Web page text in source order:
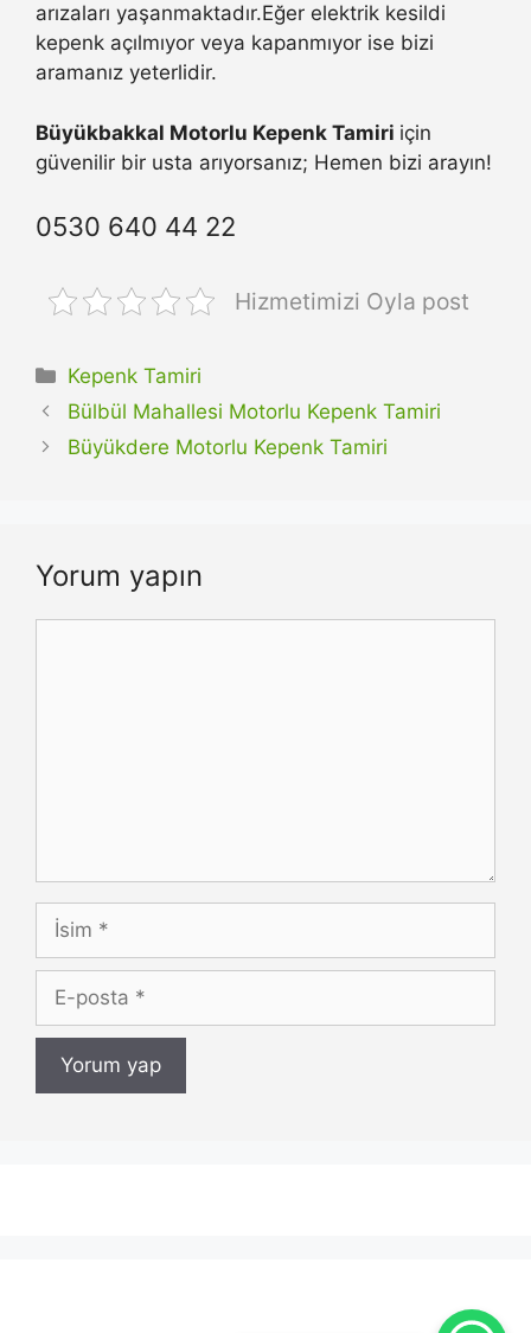
arızaları yaşanmaktadır.Eğer elektrik kesildi
kepenk açılmıyor veya kapanmıyor ise bizi
aramanız yeterlidir.
Büyükbakkal Motorlu Kepenk Tamiri için
güvenilir bir usta arıyorsanız; Hemen bizi arayın!
0530 640 44 22
Hizmetimizi Oyla post
Kategoriler
Kepenk Tamiri
Bülbül Mahallesi Motorlu Kepenk Tamiri
Büyükdere Motorlu Kepenk Tamiri
Yorum yapın
İsim
posta